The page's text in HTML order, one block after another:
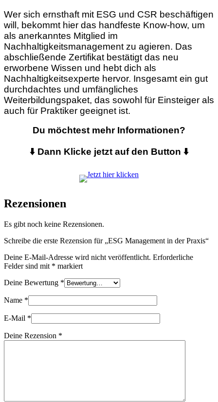
Wer sich ernsthaft mit ESG und CSR beschäftigen
will, bekommt hier das handfeste Know-how, um
als anerkanntes Mitglied im
Nachhaltigkeitsmanagement zu agieren. Das
abschließende Zertifikat bestätigt das neu
erworbene Wissen und hebt dich als
Nachhaltigkeitsexperte hervor. Insgesamt ein gut
durchdachtes und umfängliches
Weiterbildungspaket, das sowohl für Einsteiger als
auch für Praktiker geeignet ist.
Du möchtest mehr Informationen?
⬇️ Dann Klicke jetzt auf den Button ⬇️
Rezensionen
Es gibt noch keine Rezensionen.
Schreibe die erste Rezension für „ESG Management in der Praxis“
Deine E-Mail-Adresse wird nicht veröffentlicht. Erforderliche
Felder sind mit * markiert
Deine Bewertung *
Name *
E-Mail *
Deine Rezension *